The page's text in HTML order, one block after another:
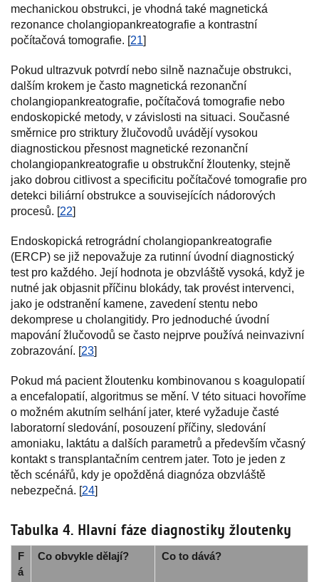
mechanickou obstrukci, je vhodná také magnetická
rezonance cholangiopankreatografie a kontrastní
počítačová tomografie. [21]
Pokud ultrazvuk potvrdí nebo silně naznačuje obstrukci,
dalším krokem je často magnetická rezonanční
cholangiopankreatografie, počítačová tomografie nebo
endoskopické metody, v závislosti na situaci. Současné
směrnice pro striktury žlučovodů uvádějí vysokou
diagnostickou přesnost magnetické rezonanční
cholangiopankreatografie u obstrukční žloutenky, stejně
jako dobrou citlivost a specificitu počítačové tomografie pro
detekci biliární obstrukce a souvisejících nádorových
procesů. [22]
Endoskopická retrográdní cholangiopankreatografie
(ERCP) se již nepovažuje za rutinní úvodní diagnostický
test pro každého. Její hodnota je obzvláště vysoká, když je
nutné jak objasnit příčinu blokády, tak provést intervenci,
jako je odstranění kamene, zavedení stentu nebo
dekomprese u cholangitidy. Pro jednoduché úvodní
mapování žlučovodů se často nejprve používá neinvazivní
zobrazování. [23]
Pokud má pacient žloutenku kombinovanou s koagulopatií
a encefalopatií, algoritmus se mění. V této situaci hovoříme
o možném akutním selhání jater, které vyžaduje časté
laboratorní sledování, posouzení příčiny, sledování
amoniaku, laktátu a dalších parametrů a především včasný
kontakt s transplantačním centrem jater. Toto je jeden z
těch scénářů, kdy je opožděná diagnóza obzvláště
nebezpečná. [24]
Tabulka 4. Hlavní fáze diagnostiky žloutenky
F
á
Co obvykle dělají? Co to dává?